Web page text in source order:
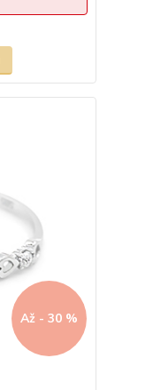
Až - 30 %